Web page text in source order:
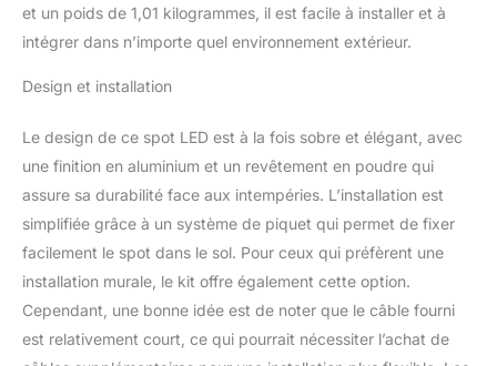
la lumière, la couleur
reste comme avant.
couleurs. La couleur de
la lumière est réelle et
pure, comme sur les
télécommande. Plusieurs
couleurs et modes
clignotants, parfait pour
les fêtes, festivals, etc.
Lumière de paysage
basse tension : tension
et un poids de 1,01 kilogrammes, il est facile à installer et à
intégrer dans n’importe quel environnement extérieur.
Design et installation
Le design de ce spot LED est à la fois sobre et élégant, avec
une finition en aluminium et un revêtement en poudre qui
assure sa durabilité face aux intempéries. L’installation est
simplifiée grâce à un système de piquet qui permet de fixer
facilement le spot dans le sol. Pour ceux qui préfèrent une
installation murale, le kit offre également cette option.
Cependant, une bonne idée est de noter que le câble fourni
est relativement court, ce qui pourrait nécessiter l’achat de